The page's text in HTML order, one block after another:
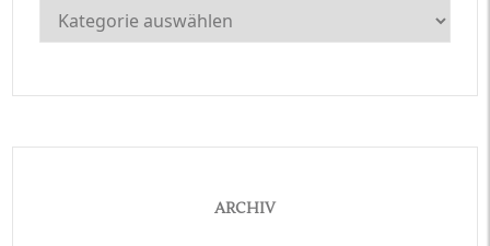
Kategorien
ARCHIV